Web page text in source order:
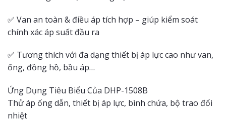
✅ Van an toàn & điều áp tích hợp – giúp kiểm soát
chính xác áp suất đầu ra
✅ Tương thích với đa dạng thiết bị áp lực cao như van,
ống, đồng hồ, bầu áp…
Ứng Dụng Tiêu Biểu Của DHP-1508B
Thử áp ống dẫn, thiết bị áp lực, bình chứa, bộ trao đổi
nhiệt